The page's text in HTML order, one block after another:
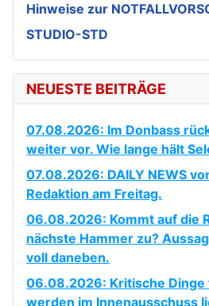
Hinweise zur
STUDIO-STD
NEUESTE BEITRÄGE
07.08.2026: Im Donbass
weiter vor. Wie lange hält
07.08.2026: DAILY NEWS
Redaktion am Freitag.
06.08.2026: Kommt auf die
nächste Hammer zu?
voll daneben.
06.08.2026: Kritische
werden im Innenausschuss